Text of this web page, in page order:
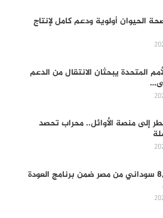
الحيوان أولوية ودعم كامل لإنتاج
المتحدة يبحثان الانتقال من الدعم
إلى منصة الأوائل.. محراب تحصد
تفويج 8,700 سوداني من مصر ضمن برنامج العودة